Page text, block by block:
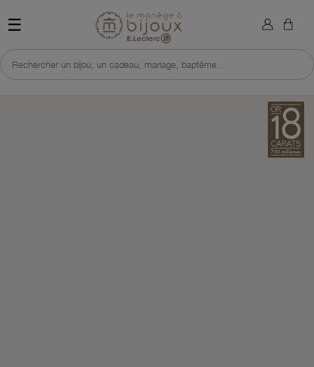
☰ Retour à l'accueil du site
Rechercher un bijou, un cadeau, mariage, baptême...
×